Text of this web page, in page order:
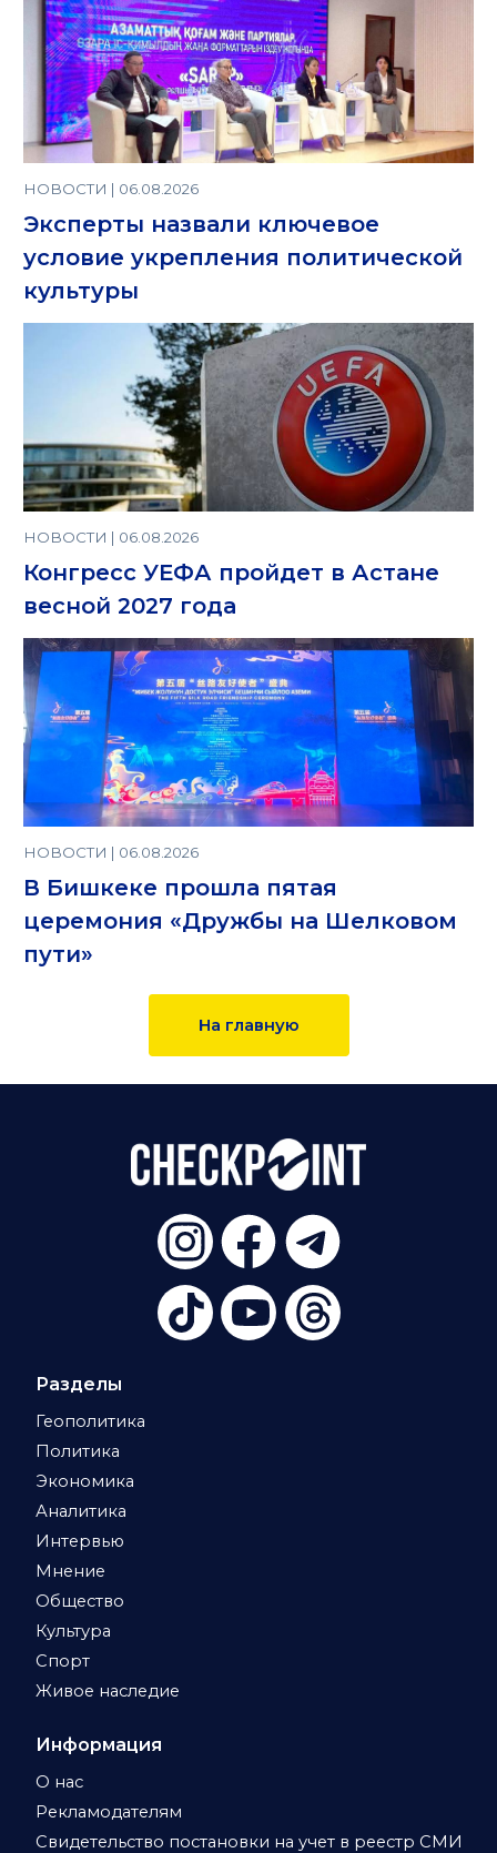
НОВОСТИ | 06.08.2026
Эксперты назвали ключевое
условие укрепления политической
культуры
НОВОСТИ | 06.08.2026
Конгресс УЕФА пройдет в Астане
весной 2027 года
НОВОСТИ | 06.08.2026
В Бишкеке прошла пятая
церемония «Дружбы на Шелковом
пути»
На главную
Разделы
Геополитика
Политика
Экономика
Аналитика
Интервью
Мнение
Общество
Культура
Спорт
Живое наследие
Информация
О нас
Рекламодателям
Свидетельство постановки на учет в реестр СМИ